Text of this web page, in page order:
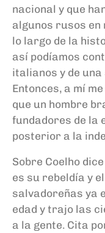
nacional y que
algunos rusos en
lo largo de la
así podíamos
italianos y de
Entonces, a mí
que un hombre
fundadores de la
posterior a la
Sobre Coelho
es su rebeldía y
salvadoreñas ya
edad y trajo las
a la gente. Cita